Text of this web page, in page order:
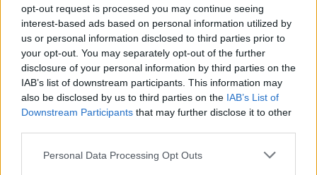
opt-out request is processed you may continue seeing
interest-based ads based on personal information utilized by
us or personal information disclosed to third parties prior to
your opt-out. You may separately opt-out of the further
disclosure of your personal information by third parties on the
IAB’s list of downstream participants. This information may
also be disclosed by us to third parties on the IAB’s List of
Downstream Participants that may further disclose it to other
Please note that this website/app uses one or more Google
Personal Data Processing Opt Outs